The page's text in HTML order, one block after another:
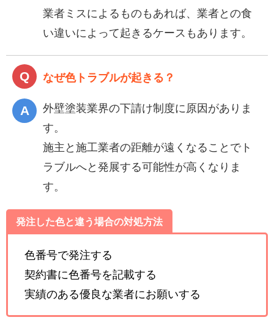
業者ミスによるものもあれば、業者との食
い違いによって起きるケースもあります。
なぜ色トラブルが起きる？
外壁塗装業界の下請け制度に原因がありま
す。
施主と施工業者の距離が遠くなることでト
ラブルへと発展する可能性が高くなりま
す。
発注した色と違う場合の対処方法
色番号で発注する
契約書に色番号を記載する
実績のある優良な業者にお願いする